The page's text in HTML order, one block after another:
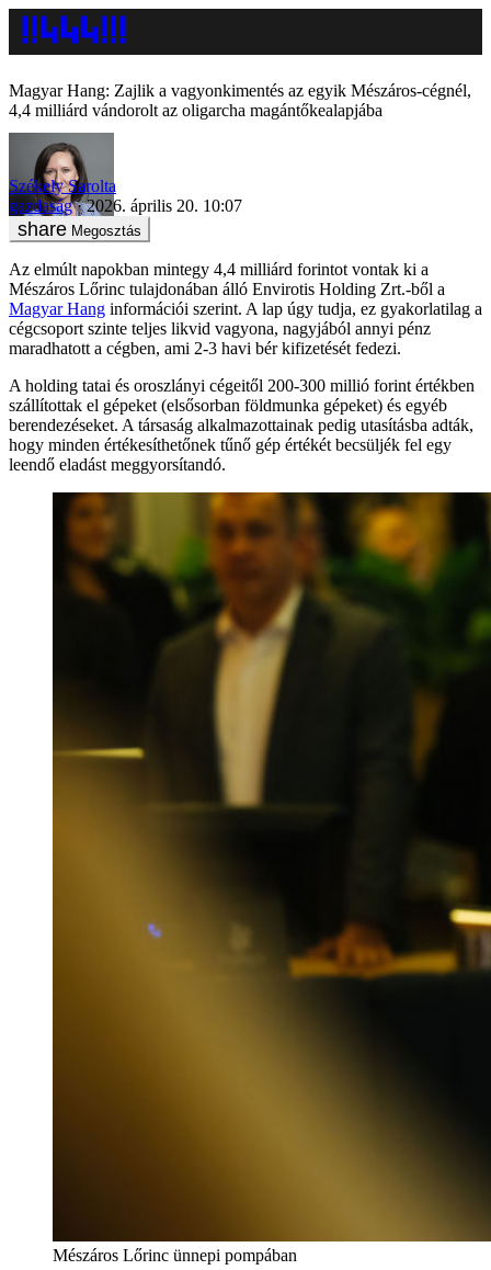
Magyar Hang: Zajlik a vagyonkimentés az egyik Mészáros-cégnél,
4,4 milliárd vándorolt az oligarcha magántőkealapjába
Székely Sarolta
gazdaság
2026. április 20. 10:07
Megosztás
Az elmúlt napokban mintegy 4,4 milliárd forintot vontak ki a
Mészáros Lőrinc tulajdonában álló Envirotis Holding Zrt.-ből a
Magyar Hang információi szerint. A lap úgy tudja, ez gyakorlatilag a
cégcsoport szinte teljes likvid vagyona, nagyjából annyi pénz
maradhatott a cégben, ami 2-3 havi bér kifizetését fedezi.
A holding tatai és oroszlányi cégeitől 200-300 millió forint értékben
szállítottak el gépeket (elsősorban földmunka gépeket) és egyéb
berendezéseket. A társaság alkalmazottainak pedig utasításba adták,
hogy minden értékesíthetőnek tűnő gép értékét becsüljék fel egy
leendő eladást meggyorsítandó.
Mészáros Lőrinc ünnepi pompában